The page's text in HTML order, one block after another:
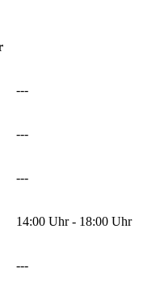
---
---
---
14:00 Uhr - 18:00 Uhr
---